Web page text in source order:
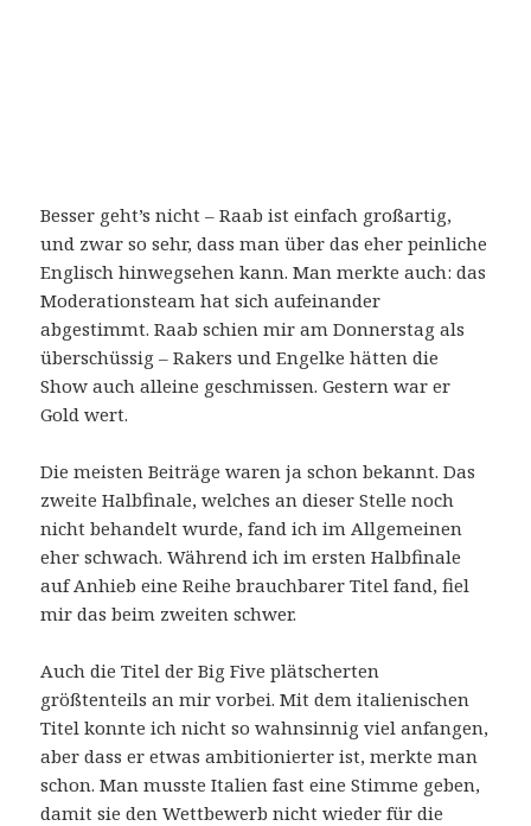
Besser geht’s nicht – Raab ist einfach großartig,
und zwar so sehr, dass man über das eher peinliche
Englisch hinwegsehen kann. Man merkte auch: das
Moderationsteam hat sich aufeinander
abgestimmt. Raab schien mir am Donnerstag als
überschüssig – Rakers und Engelke hätten die
Show auch alleine geschmissen. Gestern war er
Gold wert.
Die meisten Beiträge waren ja schon bekannt. Das
zweite Halbfinale, welches an dieser Stelle noch
nicht behandelt wurde, fand ich im Allgemeinen
eher schwach. Während ich im ersten Halbfinale
auf Anhieb eine Reihe brauchbarer Titel fand, fiel
mir das beim zweiten schwer.
Auch die Titel der Big Five plätscherten
größtenteils an mir vorbei. Mit dem italienischen
Titel konnte ich nicht so wahnsinnig viel anfangen,
aber dass er etwas ambitionierter ist, merkte man
schon. Man musste Italien fast eine Stimme geben,
damit sie den Wettbewerb nicht wieder für die